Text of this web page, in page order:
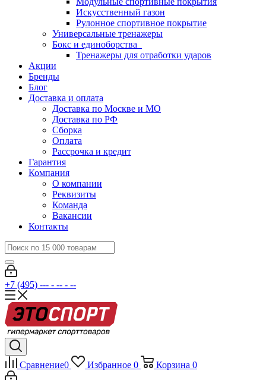
Искусственный газон
Рулонное спортивное покрытие
Универсальные тренажеры
Бокс и единоборства
Тренажеры для отработки ударов
Акции
Бренды
Блог
Доставка и оплата
Доставка по Москве и МО
Доставка по РФ
Сборка
Оплата
Рассрочка и кредит
Гарантия
Компания
О компании
Реквизиты
Команда
Вакансии
Контакты
+7 (495) --- - -- - --
Сравнение0 Избранное 0 Корзина 0